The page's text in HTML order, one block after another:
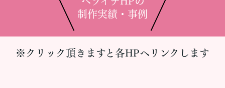
制作実績・事例
※クリック頂きますと各HPへリンクします